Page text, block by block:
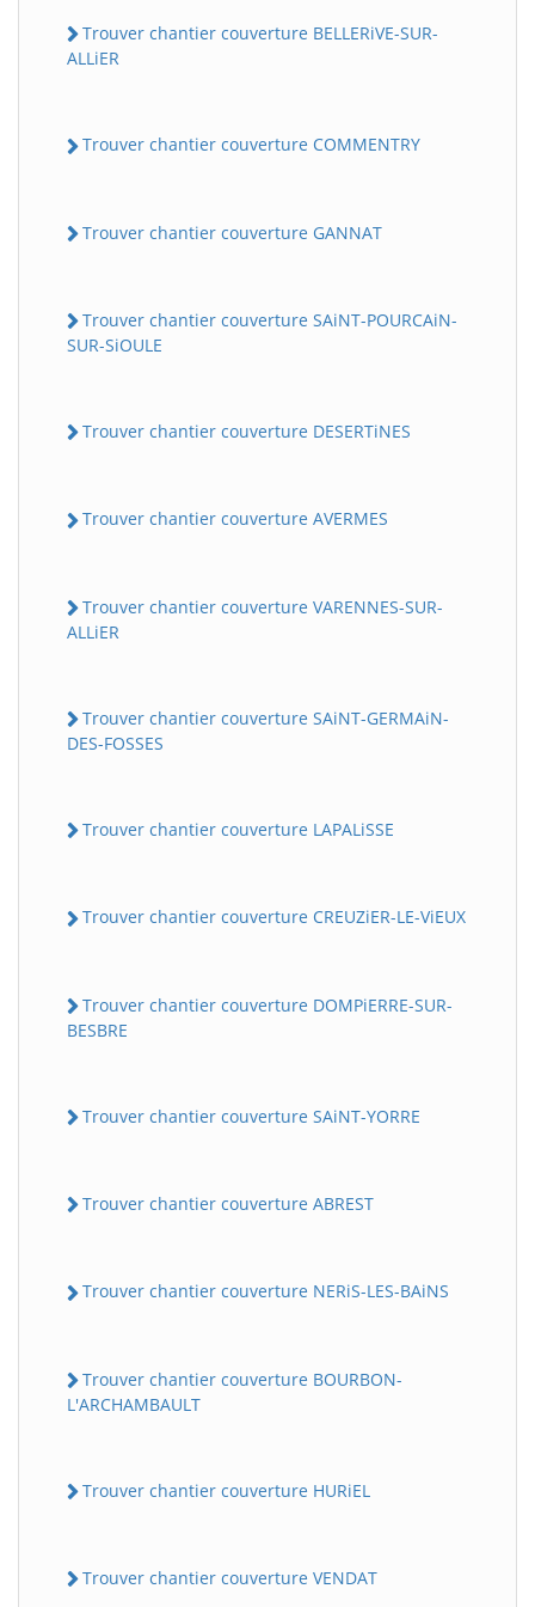
Trouver chantier couverture BELLERiVE-SUR-
ALLiER
Trouver chantier couverture COMMENTRY
Trouver chantier couverture GANNAT
Trouver chantier couverture SAiNT-POURCAiN-
SUR-SiOULE
Trouver chantier couverture DESERTiNES
Trouver chantier couverture AVERMES
Trouver chantier couverture VARENNES-SUR-
ALLiER
Trouver chantier couverture SAiNT-GERMAiN-
DES-FOSSES
Trouver chantier couverture LAPALiSSE
Trouver chantier couverture CREUZiER-LE-ViEUX
Trouver chantier couverture DOMPiERRE-SUR-
BESBRE
Trouver chantier couverture SAiNT-YORRE
Trouver chantier couverture ABREST
Trouver chantier couverture NERiS-LES-BAiNS
Trouver chantier couverture BOURBON-
L'ARCHAMBAULT
Trouver chantier couverture HURiEL
Trouver chantier couverture VENDAT